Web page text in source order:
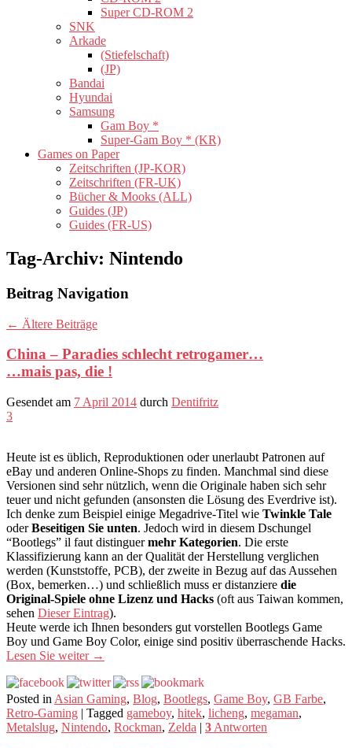
Super CD-ROM 2
SNK
Arkade
(Stiefelschaft)
(JP)
Bandai
Hyundai
Samsung
Gam Boy *
Super-Gam Boy * (KR)
Games on Paper
Zeitschriften (JP-KOR)
Zeitschriften (FR-UK)
Bücher & Mooks (ALL)
Guides (JP)
Guides (FR-US)
Tag-Archiv: Nintendo
Beitrag Navigation
← Ältere Beiträge
China – Paradies schlecht retrogamer…
…mais pas, die !
Gesendet am 7 April 2014 durch Dentifritz
3
Heute ist es üblich, Reproduktionen oder unerlaubt Patronen auf
eBay und anderen Online-Shops zu finden. Manchmal sind diese
Versionen sind sehr nützlich, wenn die Originale haben sich sehr
teuer und nicht gefunden (ansonsten die Lösung des Everdrive ist).
Ich denke zum Beispiel einige Megadrive-Titel wie Twinkle Tale
oderBeseitigen Sie unten. Jedoch wird in diesem Dschungel
“Bootlegs” il faut distinguermehr Kategorien. Die erste
Klassifizierung kann an der Qualität der Herstellung verglichen
werden (Kunststoffe, PCB), der zweite in Bezug auf das Aussehen
(Box, bemerken…) und schließlich muss er distanziere die
Original-Spiele ohne Lizenz und Hacks (oft aus Taiwan kommen,
sehen Dieser Eintrag).
Heute werde ich Ihnen besonders gut vorstellen Bootlegs Game
Boy und Game Boy Color, einige sind positiv überraschende Hacks.
Lesen Sie weiter →
Posted in Asian Gaming, Blog, Bootlegs, Game Boy, GB Farbe,
Retro-Gaming | Tagged gameboy, hitek, licheng, megaman,
Metalslug, Nintendo, Rockman, Zelda | 3 Antworten